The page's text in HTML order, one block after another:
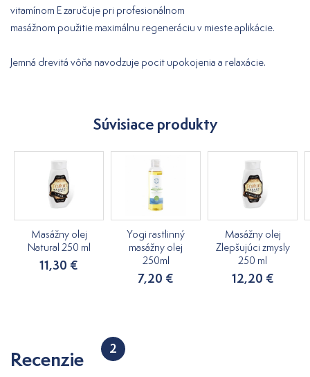
vitamínom E zaručuje pri profesionálnom
masážnom použitie maximálnu regeneráciu v mieste aplikácie.
Jemná drevitá vôňa navodzuje pocit upokojenia a relaxácie.
Súvisiace produkty
Masážny olej
Natural 250 ml
11,30 €
Yogi rastlinný
masážny olej
250ml
7,20 €
Masážny olej
Zlepšujúci zmysly
250 ml
12,20 €
Recenzie 2